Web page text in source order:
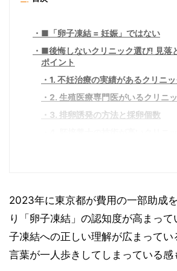
■「卵子凍結 = 妊娠」ではない
■後悔しないクリニック選び! 見落
ポイント
1. 不妊治療の実績があるクリニ
2. 生殖医療専門医がいるクリニ
3. 排卵誘発の方法と採卵個数
■気になる費用
■卵子凍結の前にやった方がいいこ
2023年に東京都が費用の一部助成
り「卵子凍結」の認知度が高まっ
子凍結への正しい理解が広まってい
言葉が一人歩きしてしまっている感